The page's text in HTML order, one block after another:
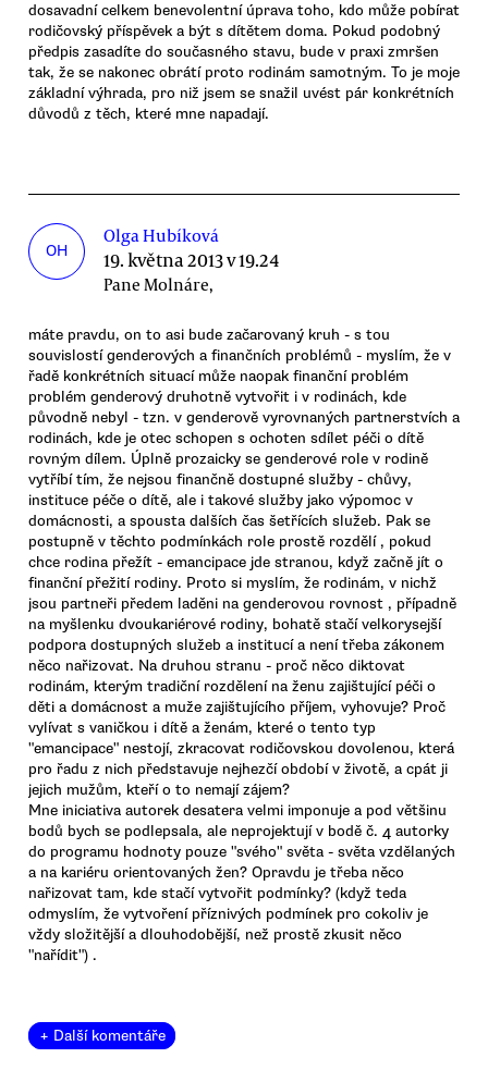
dosavadní celkem benevolentní úprava toho, kdo může pobírat
rodičovský příspěvek a být s dítětem doma. Pokud podobný
předpis zasadíte do současného stavu, bude v praxi zmršen
tak, že se nakonec obrátí proto rodinám samotným. To je moje
základní výhrada, pro niž jsem se snažil uvést pár konkrétních
důvodů z těch, které mne napadají.
OH
Olga Hubíková
19. května 2013 v 19.24
Pane Molnáre,
máte pravdu, on to asi bude začarovaný kruh - s tou
souvislostí genderových a finančních problémů - myslím, že v
řadě konkrétních situací může naopak finanční problém
problém genderový druhotně vytvořit i v rodinách, kde
původně nebyl - tzn. v genderově vyrovnaných partnerstvích a
rodinách, kde je otec schopen s ochoten sdílet péči o dítě
rovným dílem. Úplně prozaicky se genderové role v rodině
vytříbí tím, že nejsou finančně dostupné služby - chůvy,
instituce péče o dítě, ale i takové služby jako výpomoc v
domácnosti, a spousta dalších čas šetřících služeb. Pak se
postupně v těchto podmínkách role prostě rozdělí , pokud
chce rodina přežít - emancipace jde stranou, když začně jít o
finanční přežití rodiny. Proto si myslím, že rodinám, v nichž
jsou partneři předem laděni na genderovou rovnost , případně
na myšlenku dvoukariérové rodiny, bohatě stačí velkorysejší
podpora dostupných služeb a institucí a není třeba zákonem
něco nařizovat. Na druhou stranu - proč něco diktovat
rodinám, kterým tradiční rozdělení na ženu zajištující péči o
děti a domácnost a muže zajištujícího příjem, vyhovuje? Proč
vylívat s vaničkou i dítě a ženám, které o tento typ
"emancipace" nestojí, zkracovat rodičovskou dovolenou, která
pro řadu z nich představuje nejhezčí období v životě, a cpát ji
jejich mužům, kteří o to nemají zájem?
Mne iniciativa autorek desatera velmi imponuje a pod většinu
bodů bych se podlepsala, ale neprojektují v bodě č. 4 autorky
do programu hodnoty pouze "svého" světa - světa vzdělaných
a na kariéru orientovaných žen? Opravdu je třeba něco
nařizovat tam, kde stačí vytvořit podmínky? (když teda
odmyslím, že vytvoření příznivých podmínek pro cokoliv je
vždy složitější a dlouhodobější, než prostě zkusit něco
"nařídit") .
+ Další komentáře